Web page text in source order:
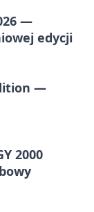
—
edycji
—
2000